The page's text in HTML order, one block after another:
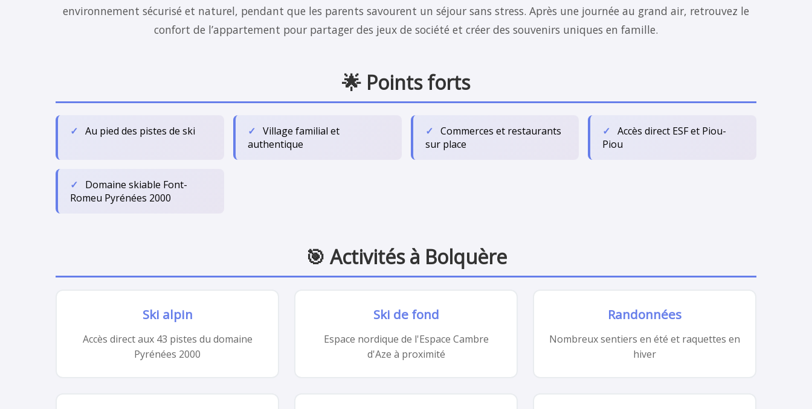
environnement sécurisé et naturel, pendant que les parents savourent un séjour sans stress. Après une journée au grand air, retrouvez le
confort de l’appartement pour partager des jeux de société et créer des souvenirs uniques en famille.
🌟 Points forts
Au pied des pistes de ski
Village familial et
authentique
Commerces et restaurants
sur place
Accès direct ESF et Piou-
Piou
Domaine skiable Font-
Romeu Pyrénées 2000
🎯 Activités à Bolquère
Ski alpin
Accès direct aux 43 pistes du domaine
Pyrénées 2000
Ski de fond
Espace nordique de l'Espace Cambre
d'Aze à proximité
Randonnées
Nombreux sentiers en été et raquettes en
hiver